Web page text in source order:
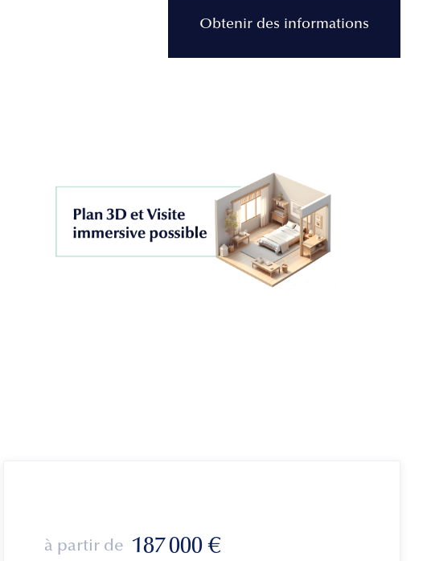
Obtenir des informations
à partir de 187 000 €